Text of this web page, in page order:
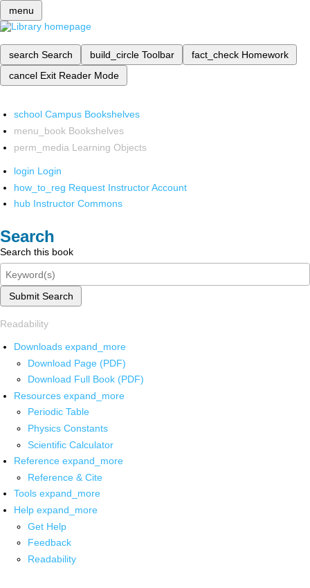
menu
search Search build_circle Toolbar fact_check Homework
cancel Exit Reader Mode
school Campus Bookshelves
menu_book Bookshelves
perm_media Learning Objects
login Login
how_to_reg Request Instructor Account
hub Instructor Commons
Search
Search this book
Submit Search
Readability
Downloads expand_more
Download Page (PDF)
Download Full Book (PDF)
Resources expand_more
Periodic Table
Physics Constants
Scientific Calculator
Reference expand_more
Reference & Cite
Tools expand_more
Help expand_more
Get Help
Feedback
Readability